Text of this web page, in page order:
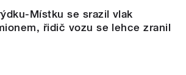
Místku se srazil vlak
řidič vozu se lehce zranil